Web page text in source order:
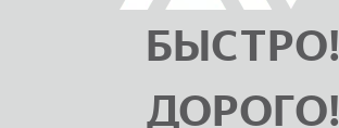
БЫСТРО!
ДОРОГО!